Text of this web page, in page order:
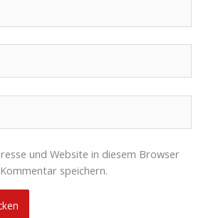
und Website in diesem Browser
speichern.